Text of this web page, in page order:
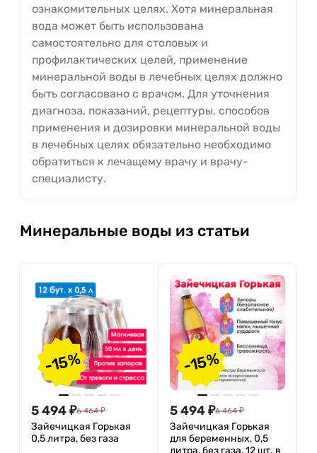
ознакомительных целях. Хотя минеральная
вода может быть использована
самостоятельно для столовых и
профилактических целей, применение
минеральной воды в лечебных целях должно
быть согласовано с врачом. Для уточнения
диагноза, показаний, рецептуры, способов
применения и дозировки минеральной воды
в лечебных целях обязательно необходимо
обратиться к лечащему врачу и врачу-
специалисту.
Минеральные воды из статьи
-15%
5 494₽6 464 ₽
Зайечицкая Горькая
0,5 литра, без газа
-15%
5 494₽6 464 ₽
Зайечицкая Горькая
для беременных, 0,5